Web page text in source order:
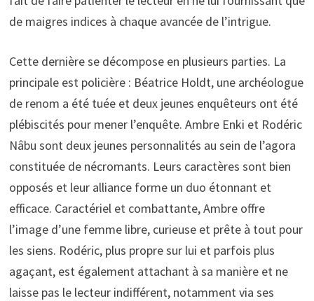
de maigres indices à chaque avancée de l’intrigue.
Cette dernière se décompose en plusieurs parties. La
principale est policière : Béatrice Holdt, une archéologue
de renom a été tuée et deux jeunes enquêteurs ont été
plébiscités pour mener l’enquête. Ambre Enki et Rodéric
Nâbu sont deux jeunes personnalités au sein de l’agora
constituée de nécromants. Leurs caractères sont bien
opposés et leur alliance forme un duo étonnant et
efficace. Caractériel et combattante, Ambre offre
l’image d’une femme libre, curieuse et prête à tout pour
les siens. Rodéric, plus propre sur lui et parfois plus
agaçant, est également attachant à sa manière et ne
laisse pas le lecteur indifférent, notamment via ses